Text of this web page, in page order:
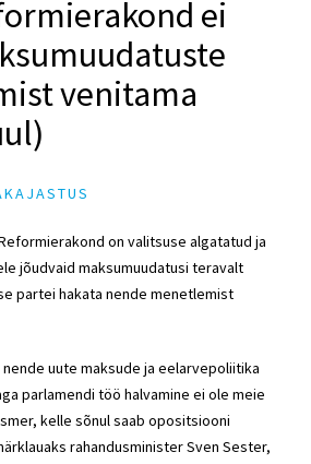
ei
venitama
on valitsuse algatatud ja
jõudvaid maksumuudatusi teravalt
partei hakata nende menetlemist
uute maksude ja eelarvepoliitika
parlamendi töö halvamine ei ole meie
kelle sõnul saab opositsiooni
rahandusminister Sven Sester,